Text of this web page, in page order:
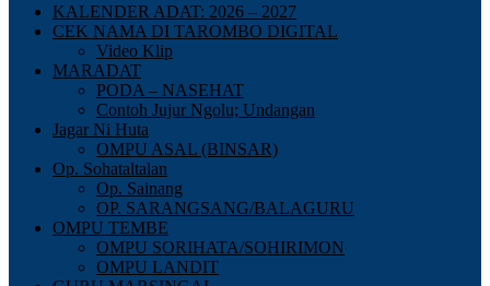
KALENDER ADAT: 2026 – 2027
CEK NAMA DI TAROMBO DIGITAL
Video Klip
MARADAT
PODA – NASEHAT
Contoh Jujur Ngolu; Undangan
Jagar Ni Huta
OMPU ASAL (BINSAR)
Op. Sohataltalan
Op. Sainang
OP. SARANGSANG/BALAGURU
OMPU TEMBE
OMPU SORIHATA/SOHIRIMON
OMPU LANDIT